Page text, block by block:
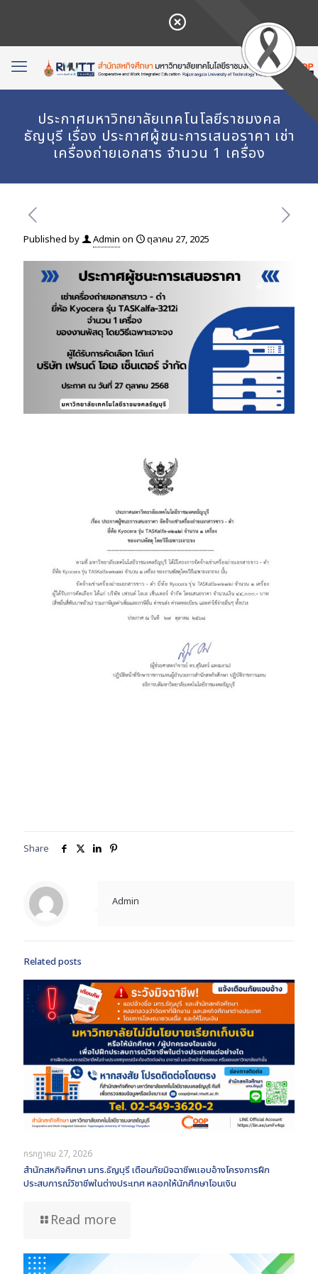
ประกาศมหาวิทยาลัยเทคโนโลยีราชมงคล
ธัญบุรี เรื่อง ประกาศผู้ชนะการเสนอราคา เช่า
เครื่องถ่ายเอกสาร จำนวน 1 เครื่อง
Published by Admin on ตุลาคม 27, 2025
Share
Admin
Related posts
กรกฎาคม 27, 2026
สำนักสหกิจศึกษา มทร.ธัญบุรี เตือนภัยมิจฉาชีพแอบอ้างโครงการฝึก
ประสบการณ์วิชาชีพในต่างประเทศ หลอกให้นักศึกษาโอนเงิน
Read more